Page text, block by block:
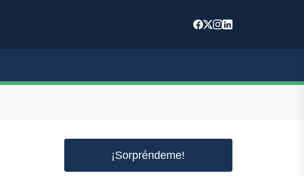
¡Sorpréndeme!